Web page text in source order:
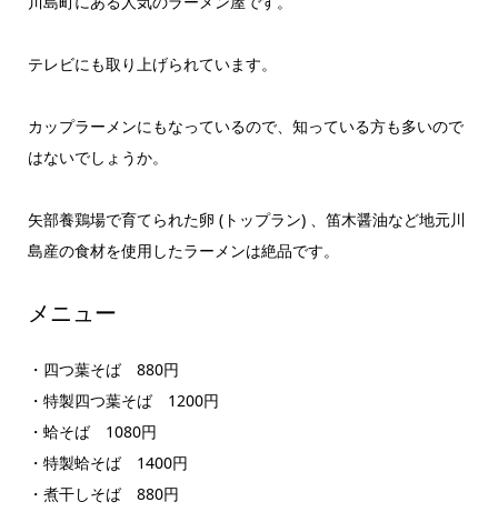
テレビにも取り上げられています。
カップラーメンにもなっているので、知っている方も多いので
はないでしょうか。
矢部養鶏場で育てられた卵 (トップラン) 、笛木醤油など地元川
島産の食材を使用したラーメンは絶品です。
メニュー
・四つ葉そば 880円
・特製四つ葉そば 1200円
・蛤そば 1080円
・特製蛤そば 1400円
・煮干しそば 880円